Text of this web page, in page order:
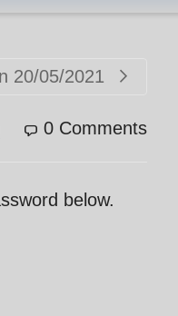
20/05/2021
0 Comments
below.